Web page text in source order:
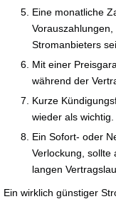
Eine monatliche
Stromanbieters
Mit einer
während der
Kurze
wieder als wichtig.
Ein Sofort- oder
Verlockung, sollte
langen
Ein wirklich günstiger